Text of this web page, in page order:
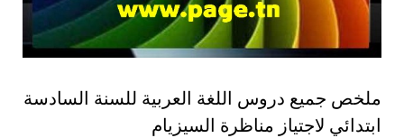
ملخص جميع دروس اللغة العربية للسنة السادسة
ابتدائي لاجتياز مناظرة السيزيام